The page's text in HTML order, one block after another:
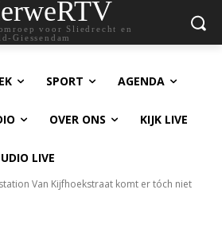
voor Sliedrecht en
Giessendam
SPORT AGENDA
OVER ONS KIJK LIVE
LIVE
Van Kijfhoekstraat komt er tóch niet